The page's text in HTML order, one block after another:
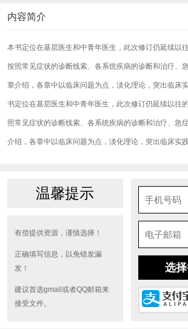
内容简介
本书定位在基层医生和中青年医生，此次修订仍延续以
按照常见症状的诊断线索、各系统疾病的诊断和治疗、
章介绍，各章中以临床问题为点，淡化理论，突出临床
书定位在基层医生和中青年医生，此次修订仍延续以往
照常见症状的诊断线索、各系统疾病的诊断和治疗、急
介绍，各章中以临床问题为点，淡化理论，突出临床实
温馨提示
有偿提供资源，谨慎选择！
正确填写信息，以免错发漏
发！
建议首选gmail或者QQ邮箱来
接受文件。
选